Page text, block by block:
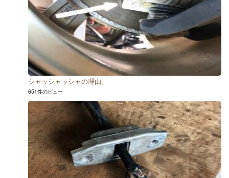
シャッシャッシャの理由。
651件のビュー